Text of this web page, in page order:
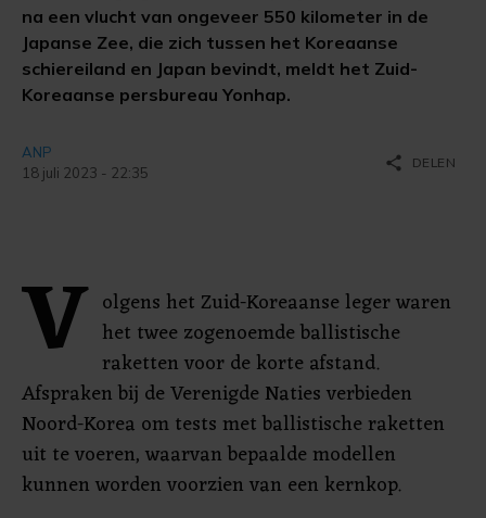
na een vlucht van ongeveer 550 kilometer in de
Japanse Zee, die zich tussen het Koreaanse
schiereiland en Japan bevindt, meldt het Zuid-
Koreaanse persbureau Yonhap.
ANP
18 juli 2023 - 22:35
share DELEN
V olgens het Zuid-Koreaanse leger waren
het twee zogenoemde ballistische
raketten voor de korte afstand.
Afspraken bij de Verenigde Naties verbieden
Noord-Korea om tests met ballistische raketten
uit te voeren, waarvan bepaalde modellen
kunnen worden voorzien van een kernkop.